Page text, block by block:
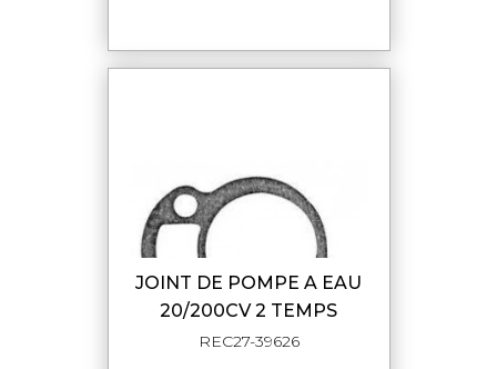
JOINT DE POMPE A EAU
20/200CV 2 TEMPS
REC27-39626